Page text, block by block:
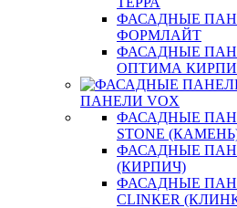
ФАСАДНЫЕ
ФОРМЛАЙТ
ФАСАДНЫЕ
ОПТИМА
ПАНЕЛИ VOX
ФАСАДНЫЕ
STONE
ФАСАДНЫЕ
(КИРПИЧ)
ФАСАДНЫЕ
CLINКER